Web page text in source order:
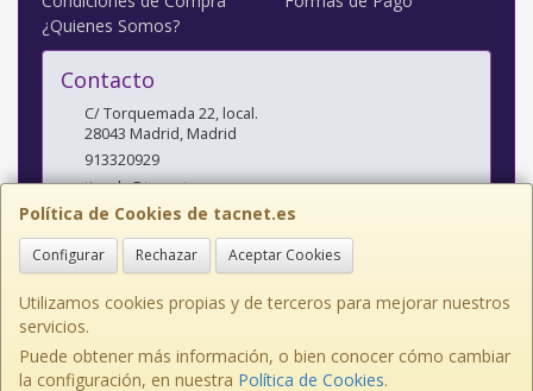
Política de Cookies de tacnet.es
Configurar Rechazar Aceptar Cookies
Utilizamos cookies propias y de terceros para mejorar nuestros
servicios.
Puede obtener más información, o bien conocer cómo cambiar
la configuración, en nuestra Política de Cookies.
¿Quienes Somos?
Contacto
C/ Torquemada 22, local.
28043 Madrid,Madrid
913320929
tienda@tacnet.es
Horario
L a V: 10:00-14:00 y 16:30-20:00 S: 10:30-14:00
, , , , España. - C.I.F.: B84095611 - Tfno: